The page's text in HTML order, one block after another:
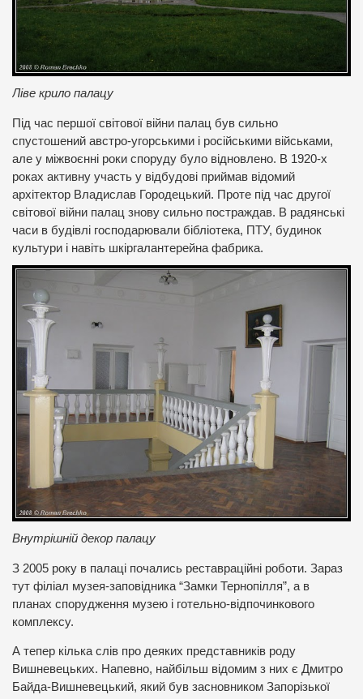
Ліве крило палацу
Під час першої світової війни палац був сильно
спустошений австро-угорськими і російськими військами,
але у міжвоєнні роки споруду було відновлено. В 1920-х
роках активну участь у відбудові приймав відомий
архітектор Владислав Городецький. Проте під час другої
світової війни палац знову сильно постраждав. В радянські
часи в будівлі господарювали бібліотека, ПТУ, будинок
культури і навіть шкіргалантерейна фабрика.
Внутрішній декор палацу
З 2005 року в палаці почались реставраційні роботи. Зараз
тут філіал музея-заповідника “Замки Тернопілля”, а в
планах спорудження музею і готельно-відпочинкового
комплексу.
А тепер кілька слів про деяких представників роду
Вишневецьких. Напевно, найбільш відомим з них є Дмитро
Байда-Вишневецький, який був засновником Запорізької